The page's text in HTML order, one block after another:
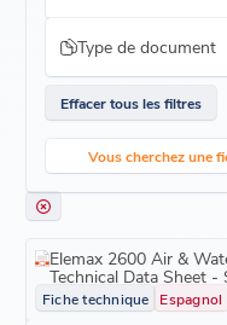
Type de document
Effacer tous les filtres
Vous cherchez une
Elemax 2600 Air &
Technical Data Sheet -
Fiche technique Espagnol